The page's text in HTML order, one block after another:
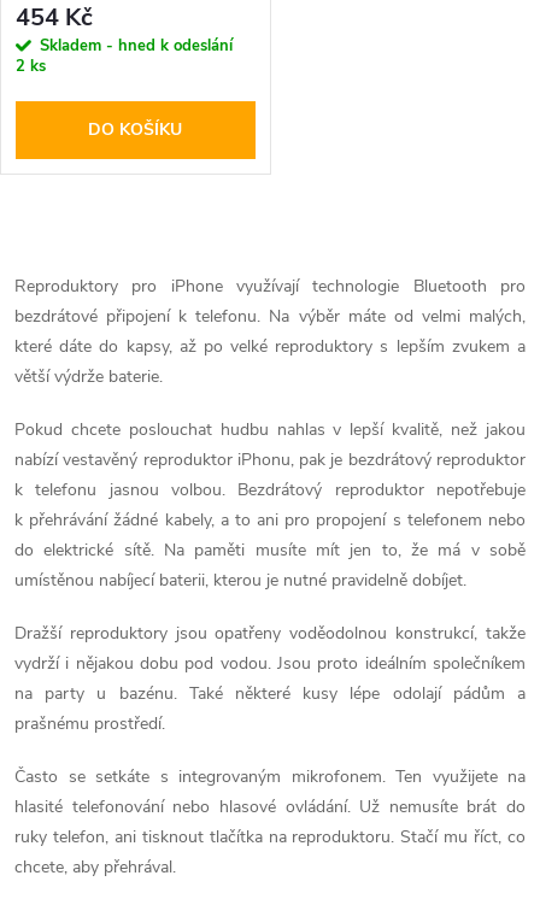
454 Kč
Skladem - hned k odeslání
2 ks
DO KOŠÍKU
v
l
á
d
a
c
í
p
r
v
k
y
v
Reproduktory pro iPhone využívají technologie Bluetooth pro
bezdrátové připojení k telefonu. Na výběr máte od velmi malých,
které dáte do kapsy, až po velké reproduktory s lepším zvukem a
větší výdrže baterie.
Pokud chcete poslouchat hudbu nahlas v lepší kvalitě, než jakou
nabízí vestavěný reproduktor iPhonu, pak je bezdrátový reproduktor
k telefonu jasnou volbou. Bezdrátový reproduktor nepotřebuje
k přehrávání žádné kabely, a to ani pro propojení s telefonem nebo
do elektrické sítě. Na paměti musíte mít jen to, že má v sobě
umístěnou nabíjecí baterii, kterou je nutné pravidelně dobíjet.
Dražší reproduktory jsou opatřeny voděodolnou konstrukcí, takže
vydrží i nějakou dobu pod vodou. Jsou proto ideálním společníkem
na party u bazénu. Také některé kusy lépe odolají pádům a
prašnému prostředí.
Často se setkáte s integrovaným mikrofonem. Ten využijete na
hlasité telefonování nebo hlasové ovládání. Už nemusíte brát do
ruky telefon, ani tisknout tlačítka na reproduktoru. Stačí mu říct, co
chcete, aby přehrával.